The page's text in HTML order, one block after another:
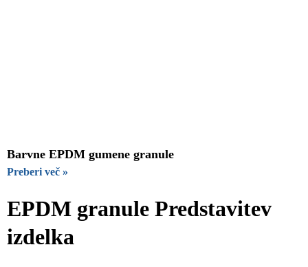
Barvne EPDM gumene granule
Preberi več »
EPDM granule Predstavitev
izdelka